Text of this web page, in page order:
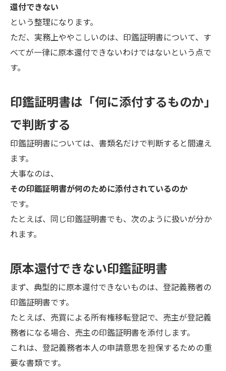
還付できない
という整理になります。
ただ、実務上ややこしいのは、印鑑証明書について、す
べてが一律に原本還付できないわけではないという点で
す。
印鑑証明書は「何に添付するものか」
で判断する
印鑑証明書については、書類名だけで判断すると間違え
ます。
大事なのは、
その印鑑証明書が何のために添付されているのか
です。
たとえば、同じ印鑑証明書でも、次のように扱いが分か
れます。
原本還付できない印鑑証明書
まず、典型的に原本還付できないものは、登記義務者の
印鑑証明書です。
たとえば、売買による所有権移転登記で、売主が登記義
務者になる場合、売主の印鑑証明書を添付します。
これは、登記義務者本人の申請意思を担保するための重
要な書類です。